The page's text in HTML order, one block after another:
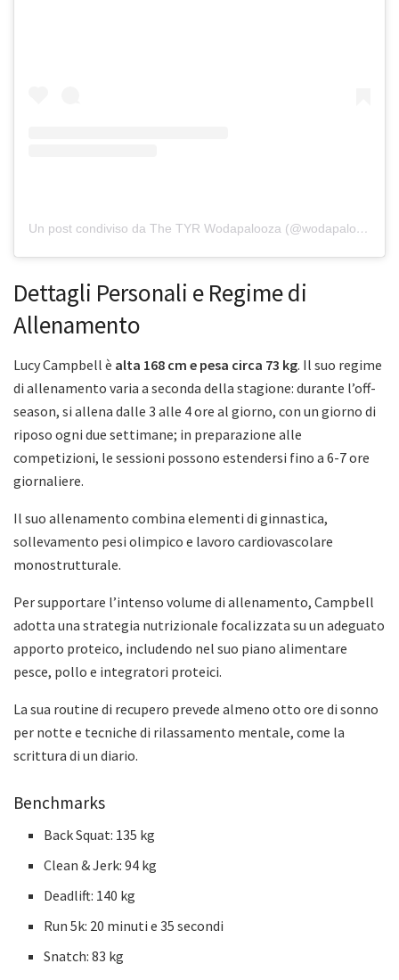
Un post condiviso da The TYR Wodapalooza (@wodapalooza)
Dettagli Personali e Regime di
Allenamento
Lucy Campbell è alta 168 cm e pesa circa 73 kg. Il suo regime
di allenamento varia a seconda della stagione: durante l’off-
season, si allena dalle 3 alle 4 ore al giorno, con un giorno di
riposo ogni due settimane; in preparazione alle
competizioni, le sessioni possono estendersi fino a 6-7 ore
giornaliere.
Il suo allenamento combina elementi di ginnastica,
sollevamento pesi olimpico e lavoro cardiovascolare
monostrutturale.
Per supportare l’intenso volume di allenamento, Campbell
adotta una strategia nutrizionale focalizzata su un adeguato
apporto proteico, includendo nel suo piano alimentare
pesce, pollo e integratori proteici.
La sua routine di recupero prevede almeno otto ore di sonno
per notte e tecniche di rilassamento mentale, come la
scrittura di un diario.
Benchmarks
Back Squat: 135 kg
Clean & Jerk: 94 kg
Deadlift: 140 kg
Run 5k: 20 minuti e 35 secondi
Snatch: 83 kg